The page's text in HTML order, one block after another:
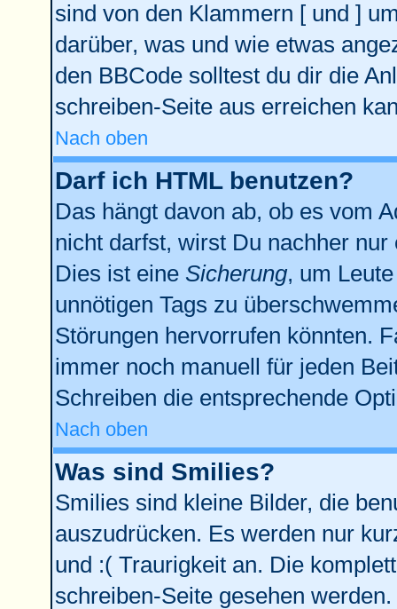
sind von den Klammern [ und ]
darüber, was und wie etwas
den BBCode solltest du dir die
schreiben-Seite aus erreichen
Nach oben
Darf ich HTML benutzen?
Das hängt davon ab, ob es vom
nicht darfst, wirst Du nachher
Dies ist eine Sicherung, um
unnötigen Tags zu
Störungen hervorrufen könnten.
immer noch manuell für jeden
Schreiben die entsprechende
Nach oben
Was sind Smilies?
Smilies sind kleine Bilder, die
auszudrücken. Es werden nur
und :( Traurigkeit an. Die
schreiben-Seite gesehen